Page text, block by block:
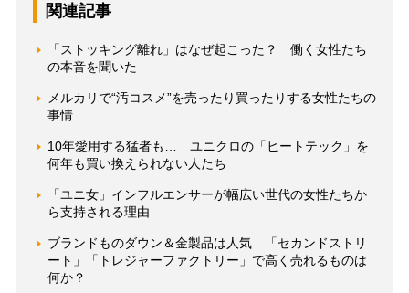
関連記事
「ストッキング離れ」はなぜ起こった？ 働く女性たち
の本音を聞いた
メルカリで“汚コスメ”を売ったり買ったりする女性たちの
事情
10年愛用する猛者も… ユニクロの「ヒートテック」を
何年も買い換えられない人たち
「ユニ女」インフルエンサーが幅広い世代の女性たちか
ら支持される理由
ブランドものダウン＆金製品は人気 「セカンドストリ
ート」「トレジャーファクトリー」で高く売れるものは
何か？